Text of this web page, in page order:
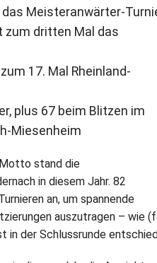
Meisteranwärter-
zum dritten Mal das
17. Mal Rheinland-
plus 67 beim Blitzen im
Miesenheim
stand die
in diesem Jahr. 82
an, um spannende
auszutragen – wie
in der Schlussrunde